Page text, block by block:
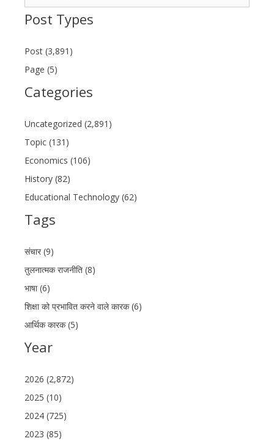
Post Types
Post (3,891)
Page (5)
Categories
Uncategorized (2,891)
Topic (131)
Economics (106)
History (82)
Educational Technology (62)
Tags
संचार (9)
तुलनात्मक राजनीति (8)
भाषा (6)
शिक्षा को प्रभावित करने वाले कारक (6)
आर्थिक कारक (5)
Year
2026 (2,872)
2025 (10)
2024 (725)
2023 (85)